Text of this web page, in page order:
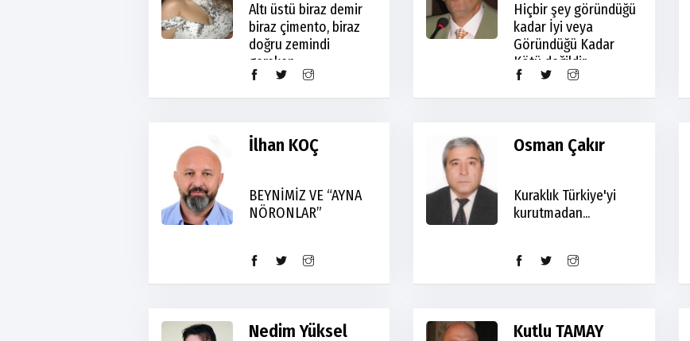
Altı üstü biraz demir
biraz çimento, biraz
doğru zemindi
gereken
Hiçbir şey göründüğü
kadar İyi veya
Göründüğü Kadar
Kötü değildir
İlhan KOÇ
BEYNİMİZ VE “AYNA
NÖRONLAR”
Osman Çakır
Kuraklık Türkiye'yi
kurutmadan...
Nedim Yüksel
Kutlu TAMAY